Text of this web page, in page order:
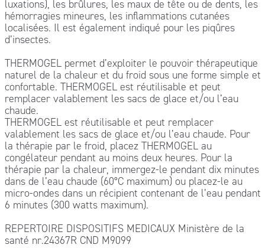
luxations), les brûlures, les maux de tête ou de dents, les
hémorragies mineures, les inflammations cutanées
localisées. Il est également indiqué pour les piqûres
d’insectes.
THERMOGEL permet d’exploiter le pouvoir thérapeutique
naturel de la chaleur et du froid sous une forme simple et
confortable. THERMOGEL est réutilisable et peut
remplacer valablement les sacs de glace et/ou l’eau
chaude.
THERMOGEL est réutilisable et peut remplacer
valablement les sacs de glace et/ou l’eau chaude. Pour
la thérapie par le froid, placez THERMOGEL au
congélateur pendant au moins deux heures. Pour la
thérapie par la chaleur, immergez-le pendant dix minutes
dans de l’eau chaude (60°C maximum) ou placez-le au
micro-ondes dans un récipient contenant de l’eau pendant
6 minutes (300 watts maximum).
REPERTOIRE DISPOSITIFS MEDICAUX Ministère de la
santé nr.24367R CND M9099